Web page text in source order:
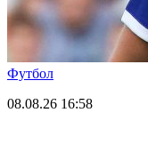
Футбол
08.08.26 16:58